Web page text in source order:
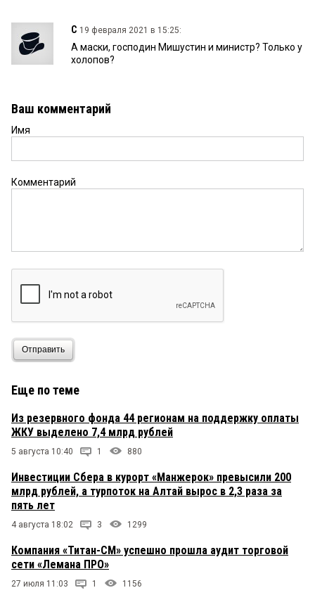
С 19 февраля 2021 в 15:25:
А маски, господин Мишустин и министр? Только у
холопов?
Ваш комментарий
Имя
Комментарий
Отправить
Еще по теме
Из резервного фонда 44 регионам на поддержку оплаты
ЖКУ выделено 7,4 млрд рублей
5 августа 10:40 1 880
Инвестиции Сбера в курорт «Манжерок» превысили 200
млрд рублей, а турпоток на Алтай вырос в 2,3 раза за
пять лет
4 августа 18:02 3 1299
Компания «Титан-СМ» успешно прошла аудит торговой
сети «Лемана ПРО»
27 июля 11:03 1 1156